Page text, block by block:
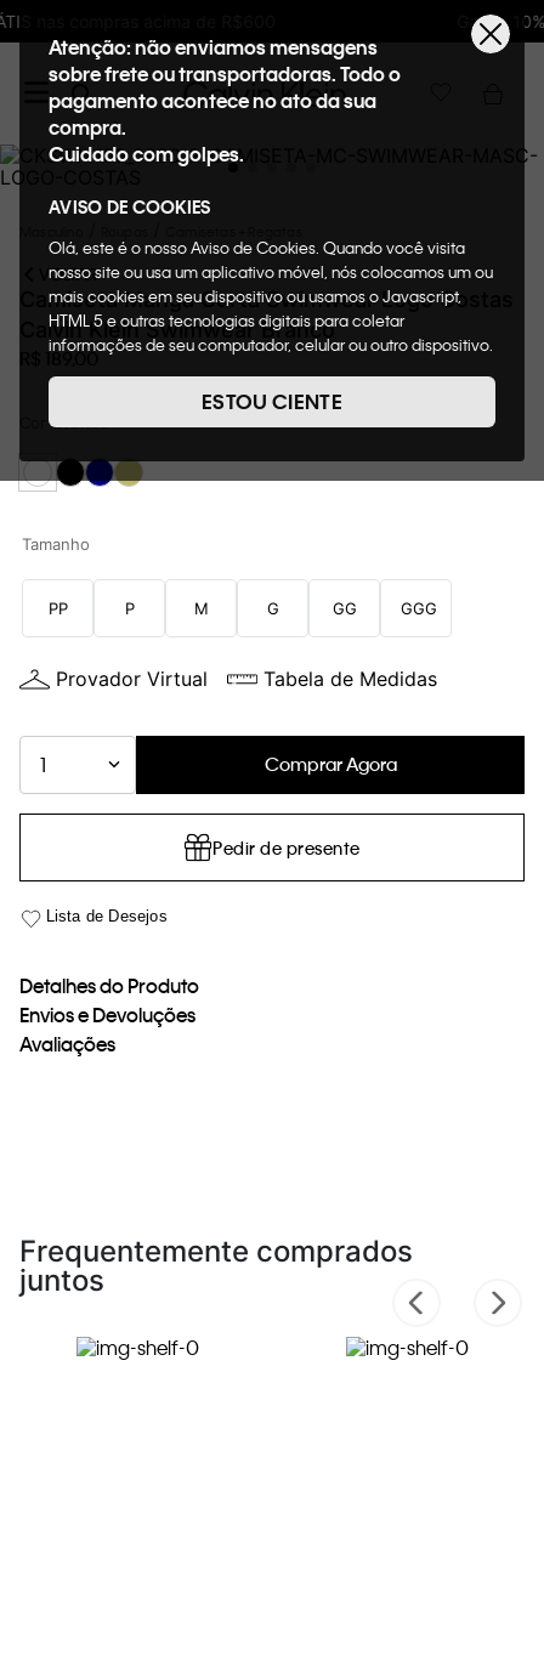
Ganhe 10% de GIFTBACK em todas as compras
Atenção: não enviamos mensagens
sobre frete ou transportadoras. Todo o
pagamento acontece no ato da sua
compra.
Cuidado com golpes.
AVISO DE COOKIES
Olá, este é o nosso Aviso de Cookies. Quando você visita
nosso site ou usa um aplicativo móvel, nós colocamos um ou
mais cookies em seu dispositivo ou usamos o Javascript,
HTML 5 e outras tecnologias digitais para coletar
informações de seu computador, celular ou outro dispositivo.
de cookies, informaremos quais cookies usaremos e quais
suas funções. A forma como processamos os dados
nosso Aviso de Privacidade. Quando você visita nosso site,
consideraremos isso como sua solicitação específica para
entre outros, a capacidade de comprar um item em nossa
Cookies acesse o link.
ESTOU CIENTE
VOLTAR
Camiseta Manga Curta Swimwear Logo Costas
Calvin Klein Swimwear Branco
189,00
CorBranco
Tamanho
PP P M G GG GGG
Provador Virtual Tabela de Medidas
1 Comprar Agora
Pedir de presente
Detalhes do Produto
Envios e Devoluções
Avaliações
Frequentemente comprados
juntos